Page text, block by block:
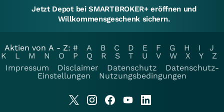
Jetzt Depot bei SMARTBROKER+ eröffnen und
Willkommensgeschenk sichern.
Aktien von A - Z: # A B C D E F G H I
J
K
L M N O P Q R S T U V W X Y
Z
Impressum
Disclaimer Datenschutz
Datenschutz-
Einstellungen
Nutzungsbedingungen